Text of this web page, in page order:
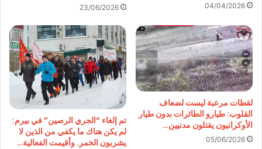
04/04/2026
23/06/2026
لقطات مرعبة ليست لضعاف
القلوب: طيارو الطائرات بدون طيار
الأوكرانيون يقتلون مدنيين…
05/06/2026
تم إلغاء “الجري الرصين” في بيرم:
لم يكن هناك ما يكفي من الذين لا
يشربون الخمر. وأقيمت الفعالية…